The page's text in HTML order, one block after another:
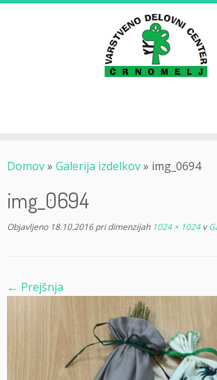
Skoči
Domov» Galerija izdelkov» img_0694
img_0694
Objavljeno 18.10.2016pri dimenzijah1024 × 1024v
← Prejšnja